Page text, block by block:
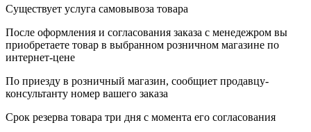
Существует услуга самовывоза товара
После оформления и согласования заказа с менедежром вы
приобретаете товар в выбранном розничном магазине по
интернет-цене
По приезду в розничный магазин, сообщиет продавцу-
консультанту номер вашего заказа
Срок резерва товара три дня с момента его согласования